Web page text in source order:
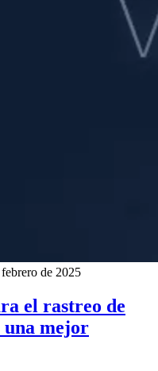
de 2025
el rastreo de
una mejor